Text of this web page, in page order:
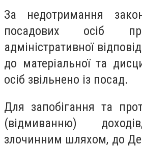
За недотримання
посадових осіб
адміністративної
до матеріальної та
осіб звільнено із посад.
Для запобігання та
(відмиванню)
злочинним шляхом, до